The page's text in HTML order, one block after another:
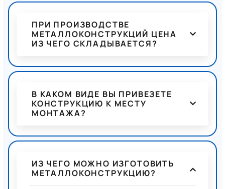
ПРИ ПРОИЗВОДСТВЕ
МЕТАЛЛОКОНСТРУКЦИЙ ЦЕНА
ИЗ ЧЕГО СКЛАДЫВАЕТСЯ?
В КАКОМ ВИДЕ ВЫ ПРИВЕЗЕТЕ
КОНСТРУКЦИЮ К МЕСТУ
МОНТАЖА?
ИЗ ЧЕГО МОЖНО ИЗГОТОВИТЬ
МЕТАЛЛОКОНСТРУКЦИЮ?